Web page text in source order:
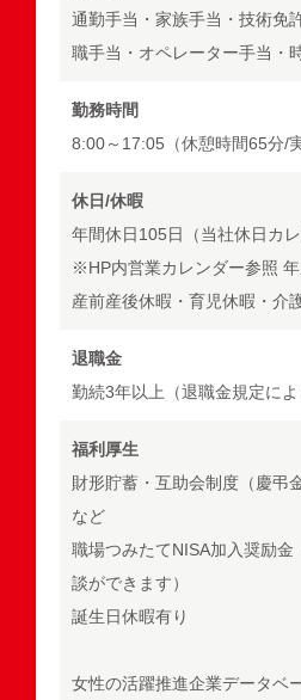
通勤手当・家族手当・技術免
職手当・オペレーター手当・
勤務時間
8:00～17:05（休憩時間65分/
休日/休暇
年間休日105日（当社休日カ
※HP内営業カレンダー参照
産前産後休暇・育児休暇・介
退職金
勤続3年以上（退職金規定によ
福利厚生
財形貯蓄・互助会制度（慶弔
など
職場つみたてNISA加入奨励
談ができます）
誕生日休暇有り
女性の活躍推進企業データベ